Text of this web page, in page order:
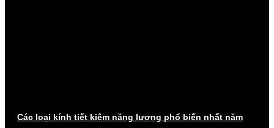
Các loại kính tiết kiệm năng lượng phổ biến nhất năm